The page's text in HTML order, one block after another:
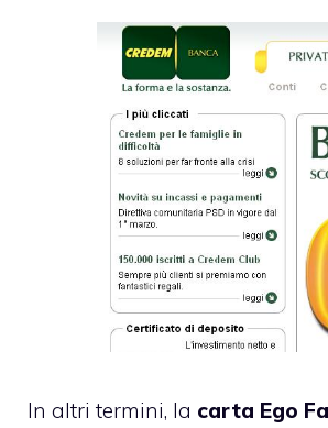
In altri termini, la carta Ego